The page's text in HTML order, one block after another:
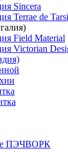
Sincera
Terrae de
Field Material
Victorian
ПЭЧВОРК